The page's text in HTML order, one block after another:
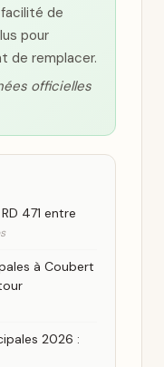
de
pour
de remplacer.
officielles
471 entre
à Coubert
2026 :